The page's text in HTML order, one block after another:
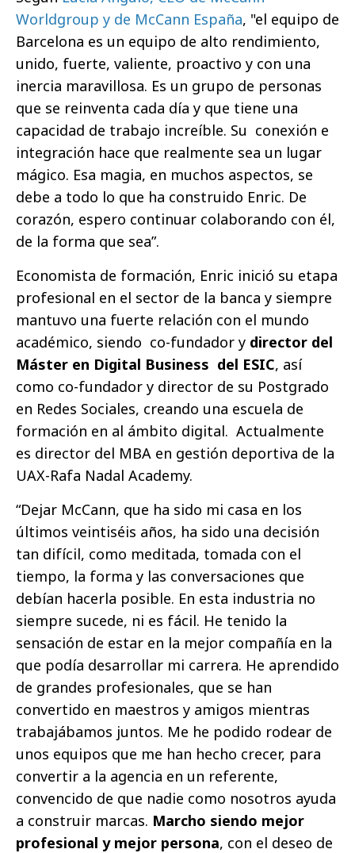
Worldgroup y de McCann España, "el equipo de
Barcelona es un equipo de alto rendimiento,
unido, fuerte, valiente, proactivo y con una
inercia maravillosa. Es un grupo de personas
que se reinventa cada día y que tiene una
capacidad de trabajo increíble. Su conexión e
integración hace que realmente sea un lugar
mágico. Esa magia, en muchos aspectos, se
debe a todo lo que ha construido Enric. De
corazón, espero continuar colaborando con él,
de la forma que sea”.
Economista de formación, Enric inició su etapa
profesional en el sector de la banca y siempre
mantuvo una fuerte relación con el mundo
académico, siendo co-fundador y director del
Máster en Digital Business del ESIC, así
como co-fundador y director de su Postgrado
en Redes Sociales, creando una escuela de
formación en al ámbito digital. Actualmente
es director del MBA en gestión deportiva de la
UAX-Rafa Nadal Academy.
“Dejar McCann, que ha sido mi casa en los
últimos veintiséis años, ha sido una decisión
tan difícil, como meditada, tomada con el
tiempo, la forma y las conversaciones que
debían hacerla posible. En esta industria no
siempre sucede, ni es fácil. He tenido la
sensación de estar en la mejor compañía en la
que podía desarrollar mi carrera. He aprendido
de grandes profesionales, que se han
convertido en maestros y amigos mientras
trabajábamos juntos. Me he podido rodear de
unos equipos que me han hecho crecer, para
convertir a la agencia en un referente,
convencido de que nadie como nosotros ayuda
a construir marcas. Marcho siendo mejor
profesional y mejor persona, con el deseo de